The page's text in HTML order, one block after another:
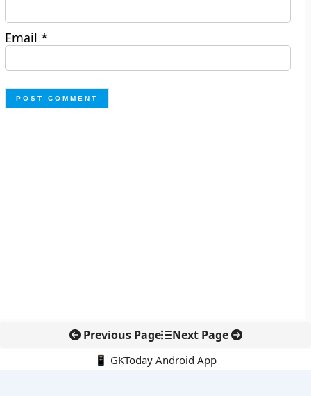
Email*
Previous Page Next Page
📱 GKToday Android App